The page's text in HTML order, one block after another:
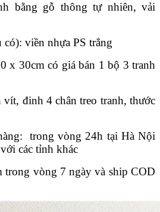
bằng gỗ thông tự nhiên, vải
viền nhựa PS trắng
x 30cm có giá bán 1 bộ 3 tranh
đinh 4 chân treo tranh, thước
trong vòng 24h tại Hà Nội
các tỉnh khác
trong vòng 7 ngày và ship COD